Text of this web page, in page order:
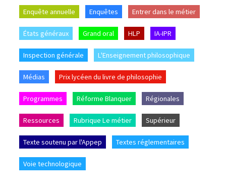
Enquête annuelle Enquêtes Entrer dans le métier
États généraux Grand oral HLP IA-IPR
Inspection générale L'Enseignement philosophique
Médias Prix lycéen du livre de philosophie
Programmes Réforme Blanquer Régionales
Ressources Rubrique Le métier Supérieur
Texte soutenu par l'Appep Textes réglementaires
Voie technologique